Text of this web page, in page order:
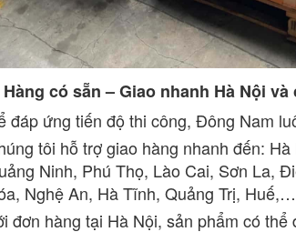
Hàng có sẵn – Giao nhanh Hà Nội
đáp ứng tiến độ thi công, Đông Nam
tôi hỗ trợ giao hàng nhanh đến:
Ninh, Phú Thọ, Lào Cai, Sơn La,
Nghệ An, Hà Tĩnh, Quảng Trị, Huế,…
đơn hàng tại Hà Nội, sản phẩm có